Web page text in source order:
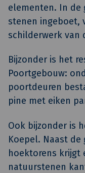
elementen. In de
stenen ingeboet,
schilderwerk van
Bijzonder is het
Poortgebouw:
poortdeuren
pine met eiken
Ook bijzonder is
Koepel. Naast de
hoektorens krijgt
natuurstenen